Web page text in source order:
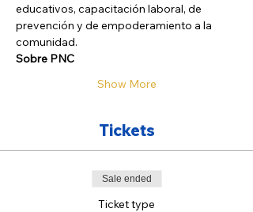
educativos, capacitación laboral, de
prevención y de empoderamiento a la
comunidad.
Sobre PNC
Show More
Tickets
Sale ended
Ticket type